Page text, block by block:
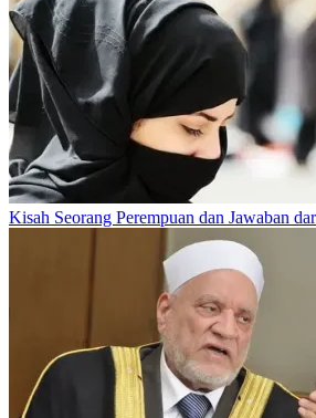
Kisah Seorang Perempuan dan Jawaban